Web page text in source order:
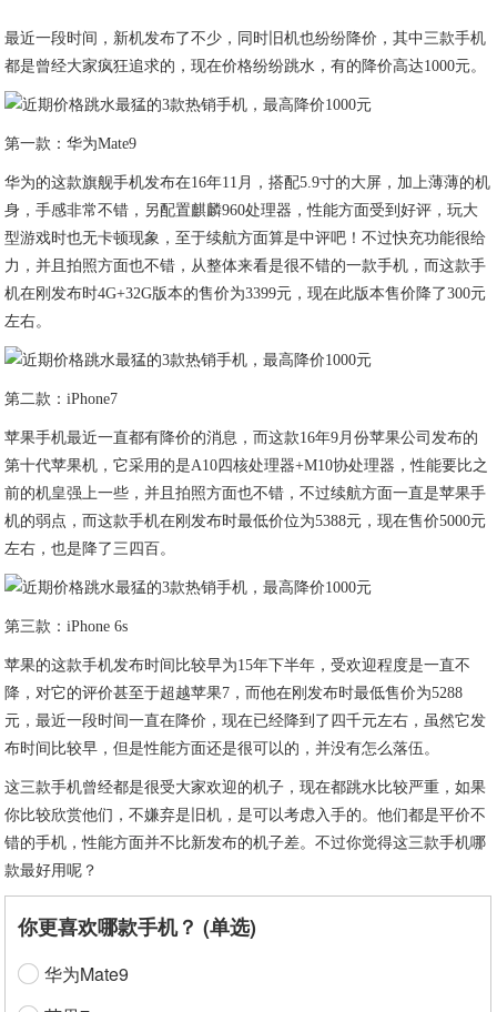
最近一段时间，新机发布了不少，同时旧机也纷纷降价，其中三款手机
都是曾经大家疯狂追求的，现在价格纷纷跳水，有的降价高达1000元。
第一款：华为Mate9
华为的这款旗舰手机发布在16年11月，搭配5.9寸的大屏，加上薄薄的机
身，手感非常不错，另配置麒麟960处理器，性能方面受到好评，玩大
型游戏时也无卡顿现象，至于续航方面算是中评吧！不过快充功能很给
力，并且拍照方面也不错，从整体来看是很不错的一款手机，而这款手
机在刚发布时4G+32G版本的售价为3399元，现在此版本售价降了300元
左右。
第二款：iPhone7
苹果手机最近一直都有降价的消息，而这款16年9月份苹果公司发布的
第十代苹果机，它采用的是A10四核处理器+M10协处理器，性能要比之
前的机皇强上一些，并且拍照方面也不错，不过续航方面一直是苹果手
机的弱点，而这款手机在刚发布时最低价位为5388元，现在售价5000元
左右，也是降了三四百。
第三款：iPhone 6s
苹果的这款手机发布时间比较早为15年下半年，受欢迎程度是一直不
降，对它的评价甚至于超越苹果7，而他在刚发布时最低售价为5288
元，最近一段时间一直在降价，现在已经降到了四千元左右，虽然它发
布时间比较早，但是性能方面还是很可以的，并没有怎么落伍。
这三款手机曾经都是很受大家欢迎的机子，现在都跳水比较严重，如果
你比较欣赏他们，不嫌弃是旧机，是可以考虑入手的。他们都是平价不
错的手机，性能方面并不比新发布的机子差。不过你觉得这三款手机哪
款最好用呢？
你更喜欢哪款手机？ (单选)
华为Mate9